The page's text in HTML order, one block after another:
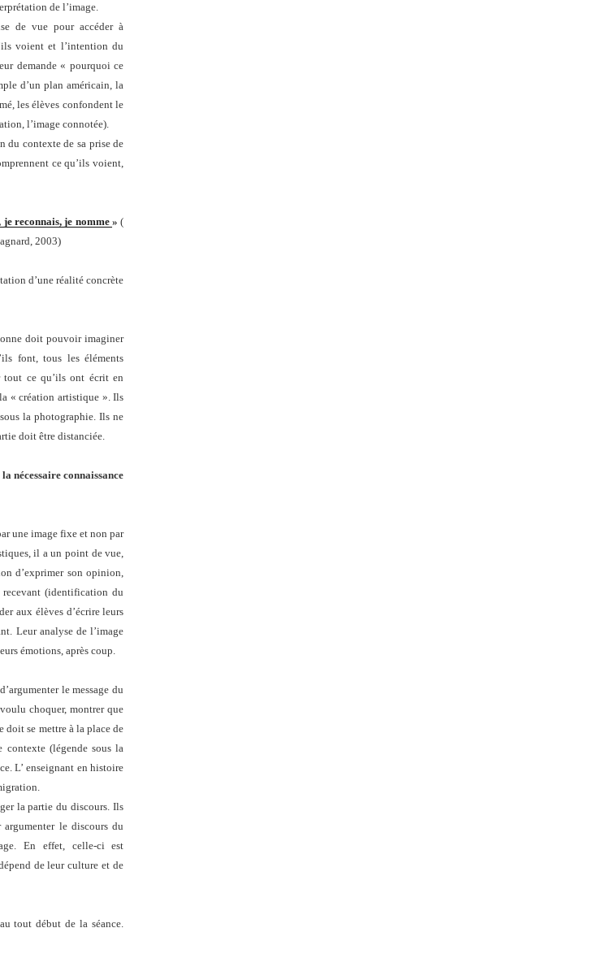
de l’image.
de vue pour accéder à
voient et l’intention du
demande « pourquoi ce
d’un plan américain, la
les élèves confondent le
l’image connotée).
du contexte de sa prise de
ce qu’ils voient,
je reconnais, je nomme»(
2003)
d’une réalité concrète
doit pouvoir imaginer
font, tous les éléments
tout ce qu’ils ont écrit en
« création artistique ». Ils
la photographie. Ils ne
doit être distanciée.
nécessaire connaissance
une image fixe et non par
il a un point de vue,
d’exprimer son opinion,
(identification du
aux élèves d’écrire leurs
Leur analyse de l’image
émotions, après coup.
le message du
choquer, montrer que
se mettre à la place de
(légende sous la
L’ enseignant en histoire
la partie du discours. Ils
le discours du
En effet, celle-ci est
de leur culture et de
tout début de la séance.